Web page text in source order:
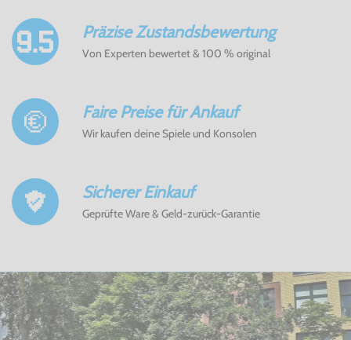
Präzise Zustandsbewertung
Von Experten bewertet & 100 % original
Faire Preise für Ankauf
Wir kaufen deine Spiele und Konsolen
Sicherer Einkauf
Geprüfte Ware & Geld-zurück-Garantie